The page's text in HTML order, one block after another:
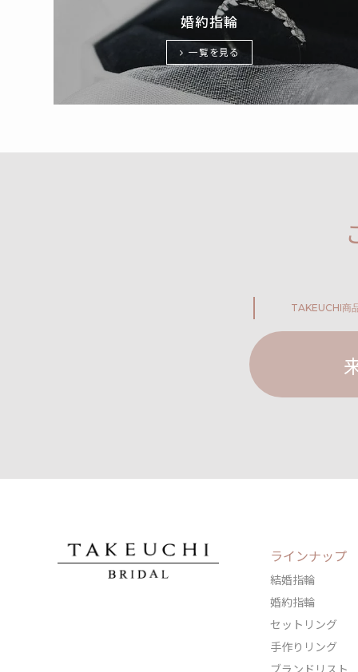
婚約指輪
一覧を見る
TAKEUCHI商
ラインナップ
結婚指輪
婚約指輪
セットリング
手作りリング
ブランドリスト